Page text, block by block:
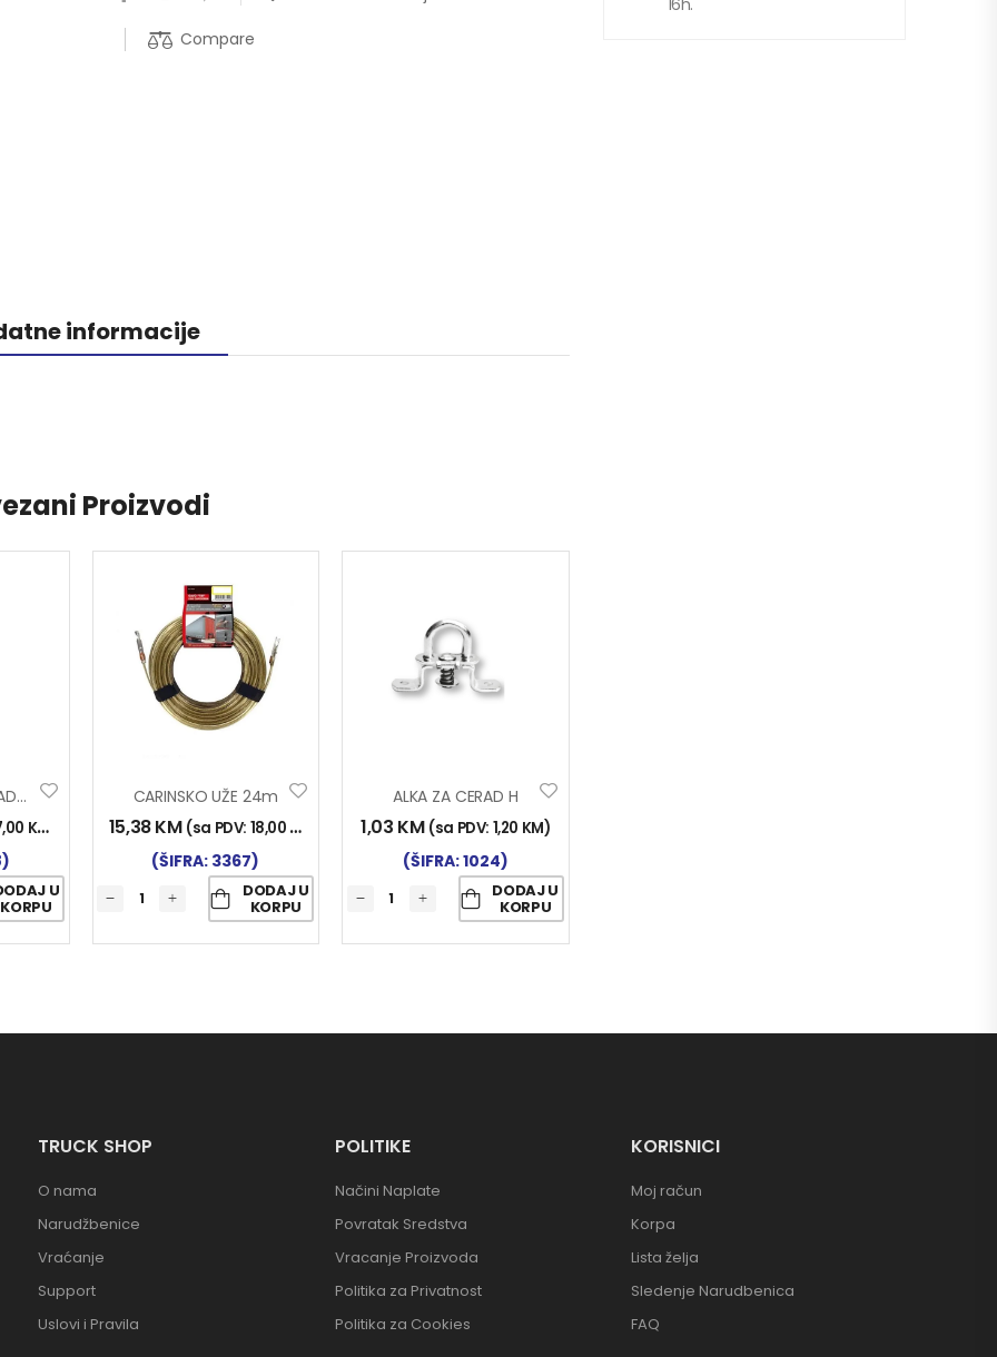
Compare
informacije
Proizvodi
KLIZAČ ROL CERADE Y-47
KM
U
KORPU
CARINSKO UŽE 24m
15,38KM (sa PDV: 18,00 KM
(ŠIFRA: 3367)
DODAJ U
KORPU
ALKA ZA CERAD H
1,03 KM (sa PDV: 1,20 KM)
(ŠIFRA: 1024)
DODAJ U
KORPU
16h.
TRUCK SHOP
O nama
Narudžbenice
Vraćanje
Support
Uslovi i Pravila
POLITIKE
Načini Naplate
Povratak Sredstva
Vracanje Proizvoda
Politika za Privatnost
Politika za Cookies
KORISNICI
Moj račun
Korpa
Lista želja
Sledenje Narudbenica
FAQ